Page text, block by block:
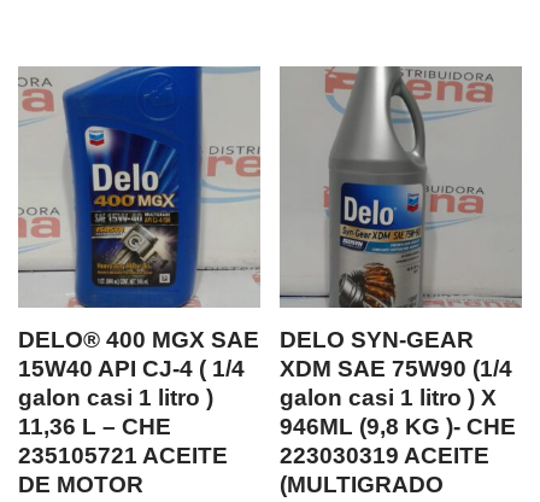
DELO® 400 MGX SAE
15W40 API CJ-4 ( 1/4
galon casi 1 litro )
11,36 L – CHE
235105721 ACEITE
DE MOTOR
DELO SYN-GEAR
XDM SAE 75W90 (1/4
galon casi 1 litro ) X
946ML (9,8 KG )- CHE
223030319 ACEITE
(MULTIGRADO